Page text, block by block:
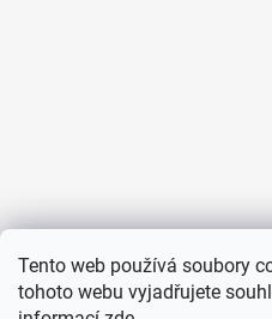
Tento web používá soubory
tohoto webu vyjadřujete